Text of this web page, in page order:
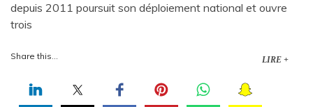
depuis 2011 poursuit son déploiement national et ouvre
trois
Share this... LIRE +